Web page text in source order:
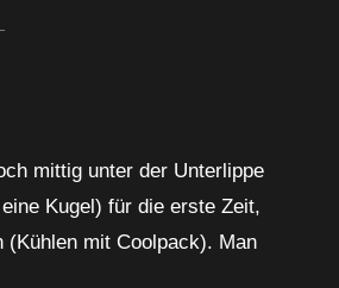
mittig unter der Unterlippe
Kugel) für die erste Zeit,
(Kühlen mit Coolpack). Man